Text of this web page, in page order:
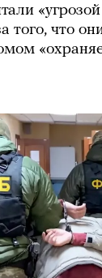
«угрозой
того, что